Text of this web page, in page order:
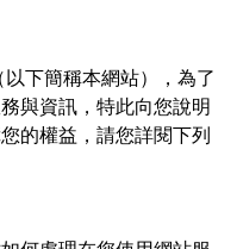
下簡稱本網站），為了
與資訊，特此向您說明
的權益，請您詳閱下列